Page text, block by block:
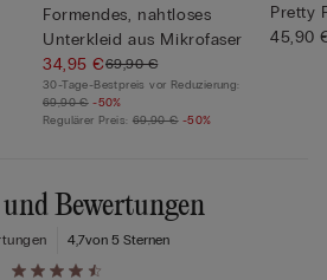
Formendes, nahtloses
Unterkleid aus Mikrofaser
34,95 €69,90 €
30-Tage-Bestpreis vor Reduzierung:
69,90 € -50%
Regulärer Preis: 69,90 € -50%
Pretty
45,90
Bewertungen
4,7von 5 Sternen